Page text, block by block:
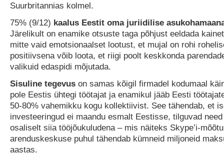
Suurbritannias kolmel.
75% (9/12) kaalus Eestit oma juriidilise
Järelikult on enamike otsuste taga põhjust eeldada
mitte vaid emotsionaalset lootust, et mujal on rohi
positiivsena võib loota, et riigi poolt keskkonda
valikuid edaspidi mõjutada.
Sisuline tegevus on samas kõigil firmadel kodumaal
pole Eestis ühtegi töötajat ja enamikul jääb Eesti
50-80% vahemikku kogu kollektiivist. See tähendab, et
investeeringud ei maandu esmalt Eestisse, tilguvad
osaliselt siia tööjõukuludena – mis näiteks Skype’i-
arenduskeskuse puhul tähendab kümneid miljoneid
aastas.